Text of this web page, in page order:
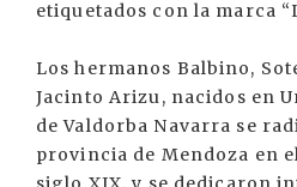
etiquetados con la marca
Los hermanos Balbino,
Jacinto Arizu, nacidos en
de Valdorba Navarra se
provincia de Mendoza en